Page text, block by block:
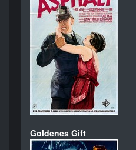
Goldenes Gift